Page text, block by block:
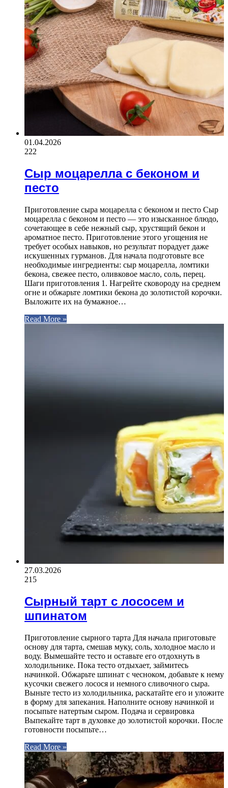
01.04.2026
222
Сыр моцарелла с беконом и
песто
Приготовление сыра моцарелла с беконом и песто Сыр
моцарелла с беконом и песто — это изысканное блюдо,
сочетающее в себе нежный сыр, хрустящий бекон и
ароматное песто. Приготовление этого угощения не
требует особых навыков, но результат порадует даже
искушенных гурманов. Для начала подготовьте все
необходимые ингредиенты: сыр моцарелла, ломтики
бекона, свежее песто, оливковое масло, соль, перец.
Шаги приготовления 1. Нагрейте сковороду на среднем
огне и обжарьте ломтики бекона до золотистой корочки.
Выложите их на бумажное…
Read More »
27.03.2026
215
Сырный тарт с лососем и
шпинатом
Приготовление сырного тарта Для начала приготовьте
основу для тарта, смешав муку, соль, холодное масло и
воду. Вымешайте тесто и оставьте его отдохнуть в
холодильнике. Пока тесто отдыхает, займитесь
начинкой. Обжарьте шпинат с чесноком, добавьте к нему
кусочки свежего лосося и немного сливочного сыра.
Выньте тесто из холодильника, раскатайте его и уложите
в форму для запекания. Наполните основу начинкой и
посыпьте натертым сыром. Подача и сервировка
Выпекайте тарт в духовке до золотистой корочки. После
готовности посыпьте…
Read More »